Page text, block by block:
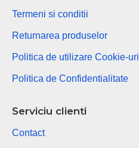
Termeni si conditii
Returnarea produselor
Politica de utilizare Cookie-uri
Politica de Confidentialitate
Serviciu clienti
Contact